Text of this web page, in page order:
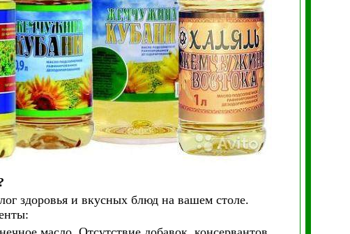
здоровья и вкусных блюд на вашем столе.